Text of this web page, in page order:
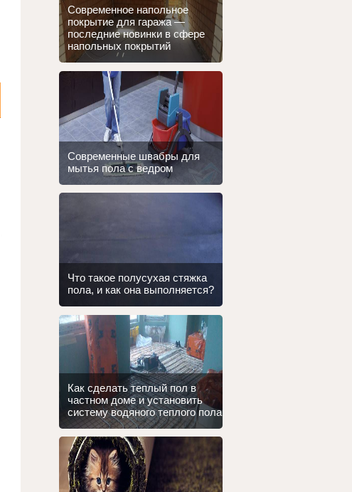
Современное напольное
покрытие для гаража —
последние новинки в сфере
напольных покрытий
Современные швабры для
мытья пола с ведром
Что такое полусухая стяжка
пола, и как она выполняется?
Как сделать теплый пол в
частном доме и установить
систему водяного теплого пола